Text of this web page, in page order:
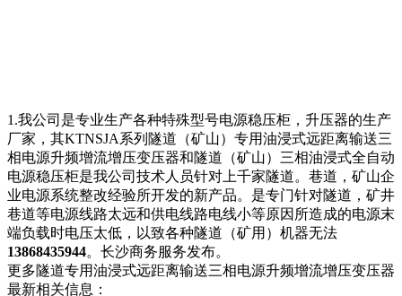
1.我公司是专业生产各种特殊型号电源稳压柜，升压器的生产
厂家，其KTNSJA系列隧道（矿山）专用油浸式远距离输送三
相电源升频增流增压变压器和隧道（矿山）三相油浸式全自动
电源稳压柜是我公司技术人员针对上千家隧道。巷道，矿山企
业电源系统整改经验所开发的新产品。是专门针对隧道，矿井
巷道等电源线路太远和供电线路电线小等原因所造成的电源末
端负载时电压太低，以致各种隧道（矿用）机器无法
13868435944。长沙商务服务发布。
更多隧道专用油浸式远距离输送三相电源升频增流增压变压器
最新相关信息：